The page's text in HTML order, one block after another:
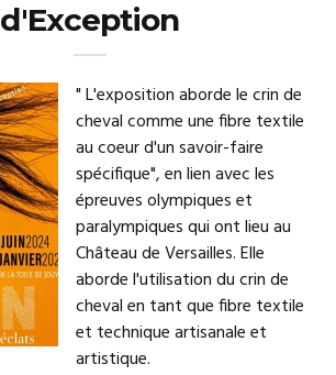
d'Exception
" L'exposition aborde le crin de
cheval comme une fibre textile
au coeur d'un savoir-faire
spécifique", en lien avec les
épreuves olympiques et
paralympiques qui ont lieu au
Château de Versailles. Elle
aborde l'utilisation du crin de
cheval en tant que fibre textile
et technique artisanale et
artistique.